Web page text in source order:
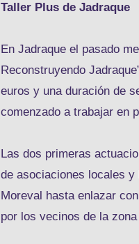
Taller Plus de Jadraque
En Jadraque el pasado
Reconstruyendo
euros y una duración de
comenzado a trabajar en
Las dos primeras
de asociaciones locales
Moreval hasta enlazar
por los vecinos de la